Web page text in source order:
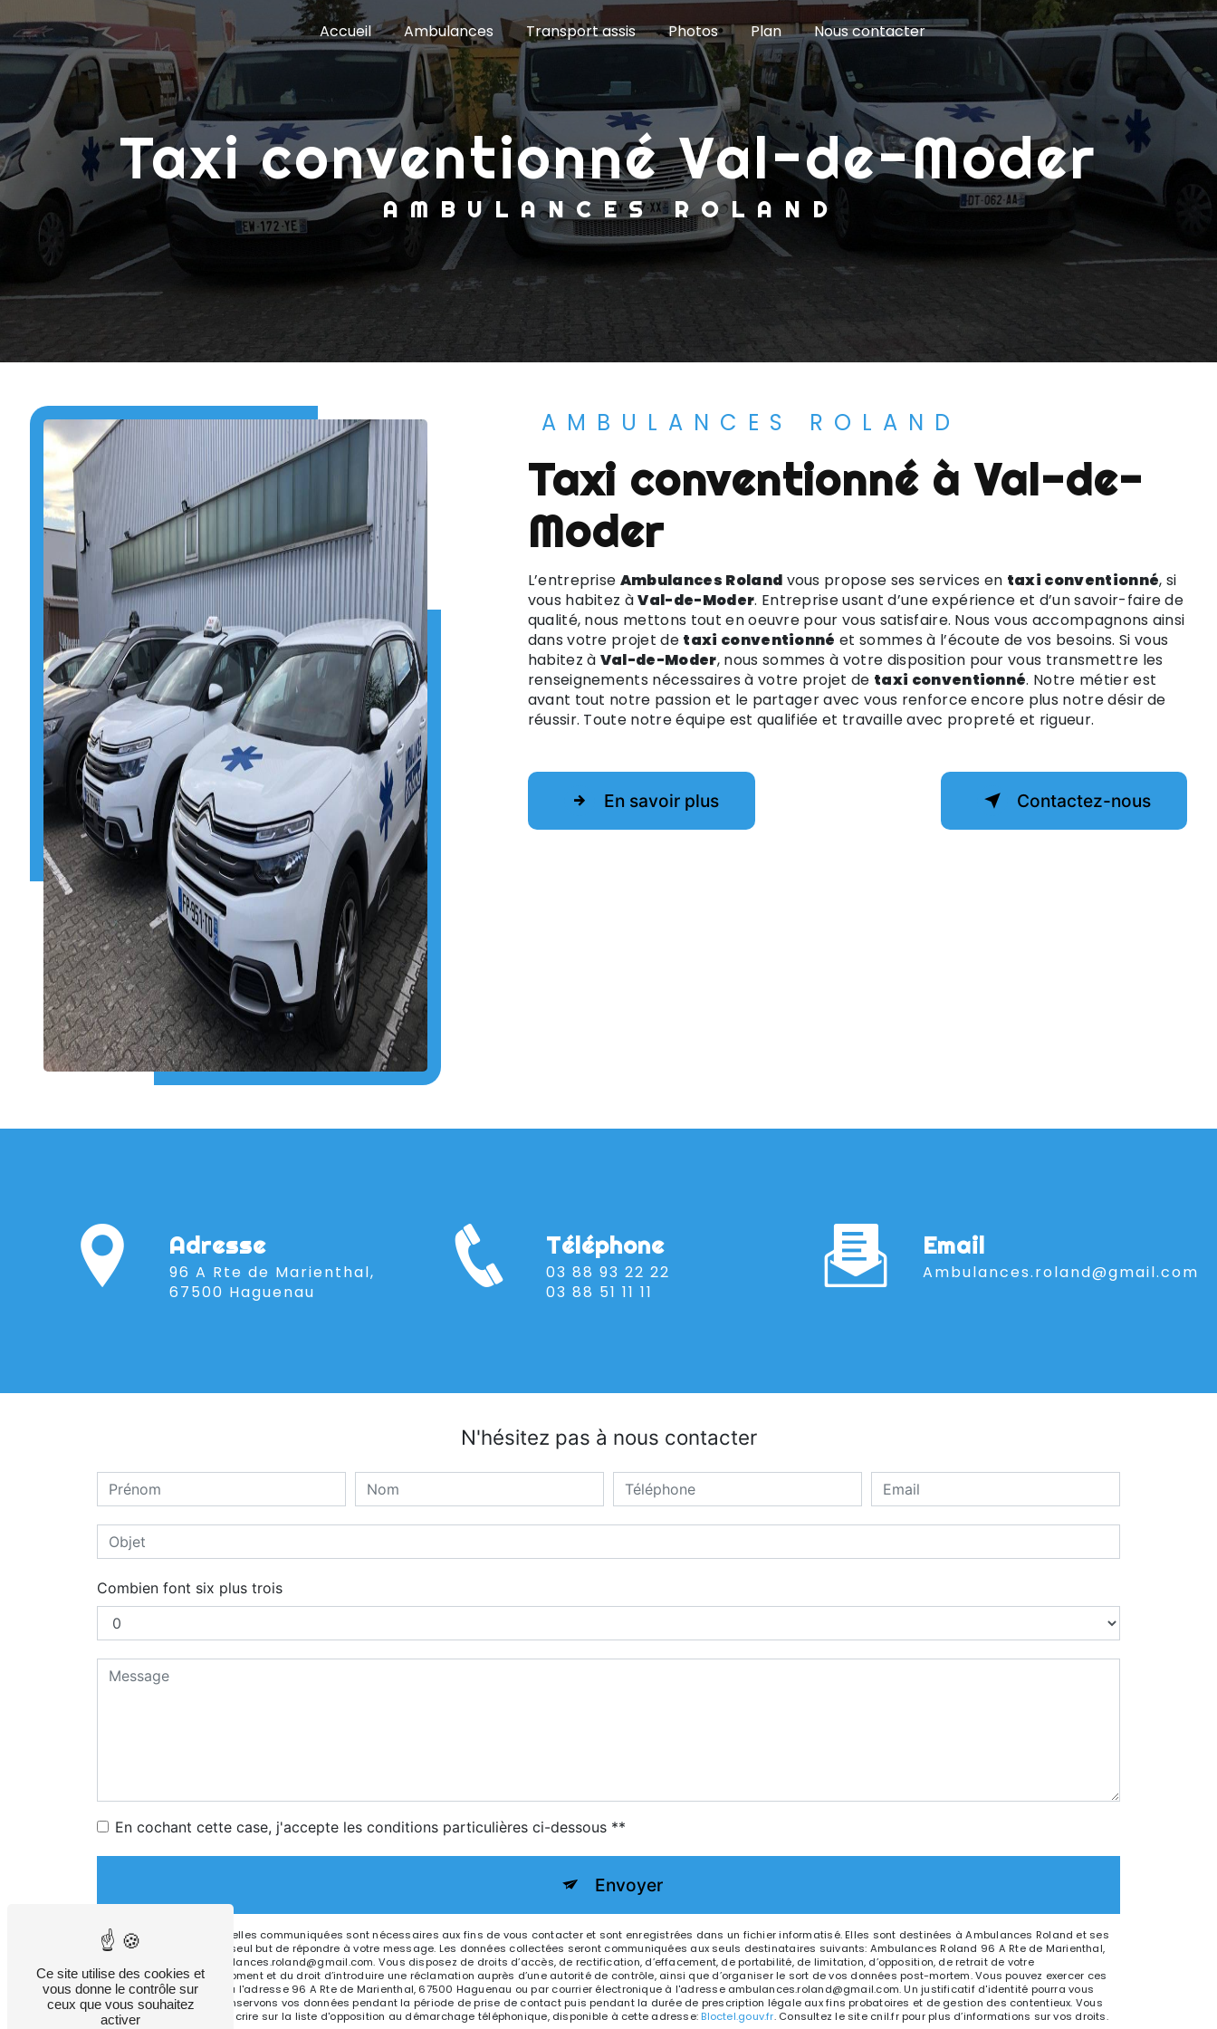
Accueil Ambulances Transport assis Photos Plan Nous contacter
taxi conventionné Val-de-Moder
AMBULANCES ROLAND
AMBULANCES ROLAND
taxi conventionné à Val-de-
Moder
L’entreprise Ambulances Roland vous propose ses services en taxi conventionné, si
vous habitez àVal-de-Moder. Entreprise usant d’une expérience et d’un savoir-faire de
qualité, nous mettons tout en oeuvre pour vous satisfaire. Nous vous accompagnons ainsi
dans votre projet de taxi conventionné et sommes à l’écoute de vos besoins. Si vous
habitez à Val-de-Moder, nous sommes à votre disposition pour vous transmettre les
renseignements nécessaires à votre projet de taxi conventionné. Notre métier est
avant tout notre passion et le partager avec vous renforce encore plus notre désir de
réussir. Toute notre équipe est qualifiée et travaille avec propreté et rigueur.
En savoir plus Contactez-nous
Adresse
96 A Rte de Marienthal,
67500 Haguenau
Téléphone
03 88 93 22 22
03 88 51 11 11
Email
ambulances.roland@gmail.com
N'hésitez pas à nous contacter
Combien font six plus trois
En cochant cette case, j'accepte les conditions particulières ci-dessous **
Envoyer
** Les données personnelles communiquées sont nécessaires aux fins de vous contacter et sont enregistrées dans un fichier informatisé. Elles sont destinées à Ambulances Roland et ses
sous-traitants dans le seul but de répondre à votre message. Les données collectées seront communiquées aux seuls destinataires suivants: Ambulances Roland 96 A Rte de Marienthal,
67500 Haguenau ambulances.roland@gmail.com. Vous disposez de droits d’accès, de rectification, d’effacement, de portabilité, de limitation, d’opposition, de retrait de votre
consentement à tout moment et du droit d’introduire une réclamation auprès d’une autorité de contrôle, ainsi que d’organiser le sort de vos données post-mortem. Vous pouvez exercer ces
droits par voie postale à l'adresse 96 A Rte de Marienthal, 67500 Haguenau ou par courrier électronique à l'adresse ambulances.roland@gmail.com. Un justificatif d'identité pourra vous
être demandé. Nous conservons vos données pendant la période de prise de contact puis pendant la durée de prescription légale aux fins probatoires et de gestion des contentieux. Vous
avez le droit de vous inscrire sur la liste d'opposition au démarchage téléphonique, disponible à cette adresse:
Bloctel.gouv.fr. Consultez le site cnil.fr pour plus d’informations sur vos droits.
Panneau de gestion des cookies
Ce site utilise des cookies et
vous donne le contrôle sur
ceux que vous souhaitez
activer